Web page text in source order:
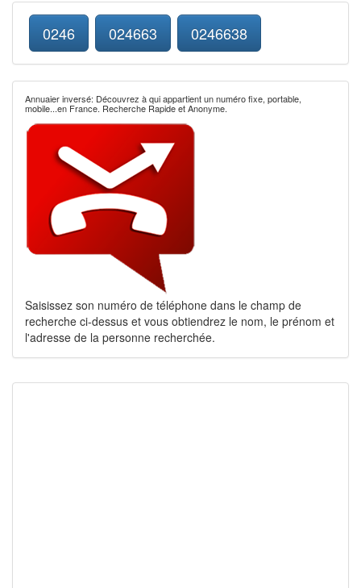
0246 024663 0246638
Annuaier inversé: Découvrez à qui appartient un numéro fixe, portable,
mobile...en France. Recherche Rapide et Anonyme.
Saisissez son numéro de téléphone dans le champ de
recherche ci-dessus et vous obtiendrez le nom, le prénom et
l'adresse de la personne recherchée.